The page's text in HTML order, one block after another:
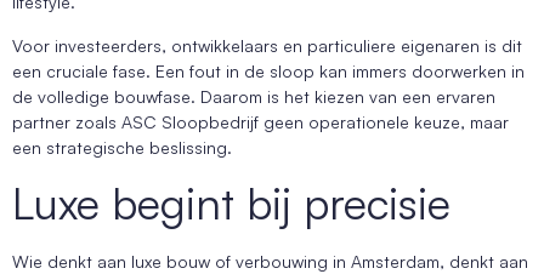
Voor investeerders, ontwikkelaars en particuliere eigenaren is dit
een cruciale fase. Een fout in de sloop kan immers doorwerken in
de volledige bouwfase. Daarom is het kiezen van een ervaren
partner zoals ASC Sloopbedrijf geen operationele keuze, maar
een strategische beslissing.
Luxe begint bij precisie
Wie denkt aan luxe bouw of verbouwing in Amsterdam, denkt aan